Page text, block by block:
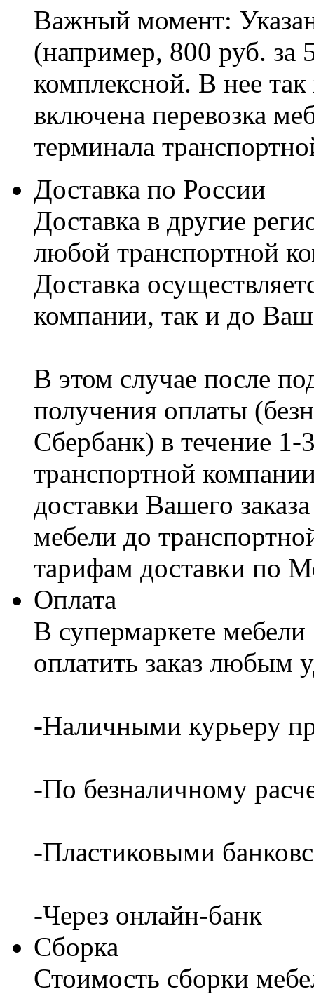
Важный момент:
(например, 800 руб. за
комплексной. В нее
включена перевозка
терминала
Доставка по России
Доставка в другие
любой транспортной
Доставка
компании, так и до
В этом случае после
получения оплаты
Сбербанк) в течение
транспортной
доставки Вашего
мебели до
тарифам доставки по
Оплата
В супермаркете
оплатить заказ любым
-Наличными курьеру
-По безналичному
-Пластиковыми
-Через онлайн-банк
Сборка
Стоимость сборки